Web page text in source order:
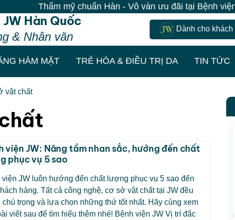
Thẩm mỹ chuẩn Hàn - Vô vàn ưu đãi tại Bệnh viện
Hàn Quốc
& Nhân văn
Dành cho khách
HÀM MẶT TRẺ HÓA & ĐIỀU TRỊ DA TIN TỨC
vật chất
viện JW: Nâng tầm nhan sắc, hướng đến chất
phục vụ 5 sao
viện JW luôn hướng đến chất lượng phục vụ 5 sao đến
hàng. Tất cả công nghệ, cơ sở vật chất tại JW đều
trọng và lựa chọn những thứ tốt nhất. Hãy cùng xem
viết sau để tìm hiểu thêm nhé! Bệnh viện JW Vị trí đắc